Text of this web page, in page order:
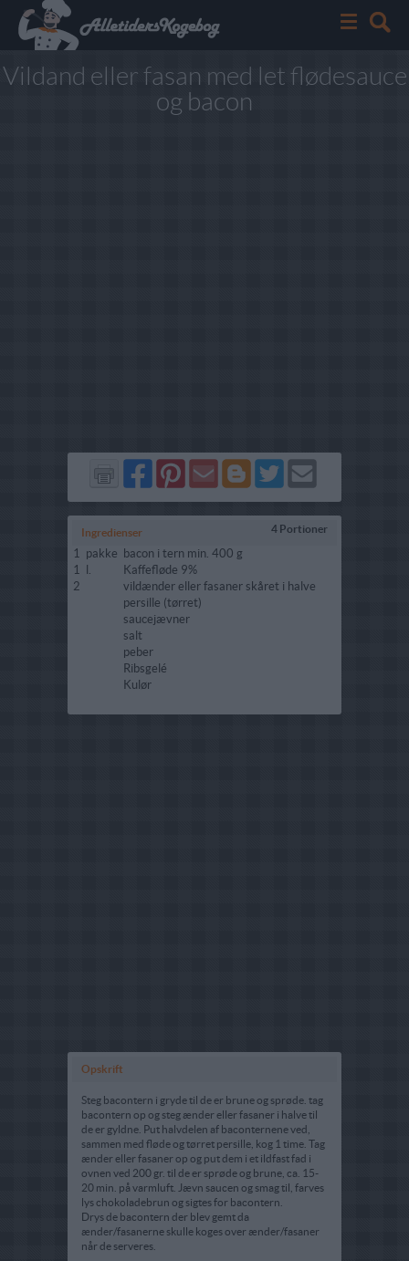
Vildand eller fasan med let flødesauce
og bacon
Del
på
Facebook
Del
på
Pinterest
Send
via
GMail
Del
på
Blogger
Del
på
Twitter
Send
Ingredienser 4 Portioner
1 pakke bacon i tern min. 400 g
1
l.
Kaffefløde 9%
2
vildænder eller fasaner skåret i halve
persille (tørret)
saucejævner
salt
peber
Ribsgelé
Kulør
Opskrift
Steg bacontern i gryde til de er brune og sprøde. tag
bacontern op og steg ænder eller fasaner i halve til
de er gyldne. Put halvdelen af baconternene ved,
sammen med fløde og tørret persille, kog 1 time. Tag
ænder eller fasaner op og put dem i et ildfast fad i
ovnen ved 200 gr. til de er sprøde og brune, ca. 15-
20 min. på varmluft. Jævn saucen og smag til, farves
lys chokoladebrun og sigtes for bacontern.
Drys de bacontern der blev gemt da
ænder/fasanerne skulle koges over ænder/fasaner
når de serveres.